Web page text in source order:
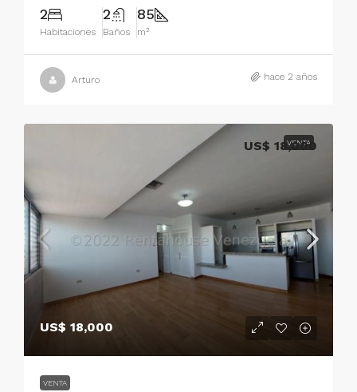
2
Habitaciones
2
Baños
85
m²
Arturo hace 2 años
VENTA
US$ 18,000
VENTA
US$ 18,000